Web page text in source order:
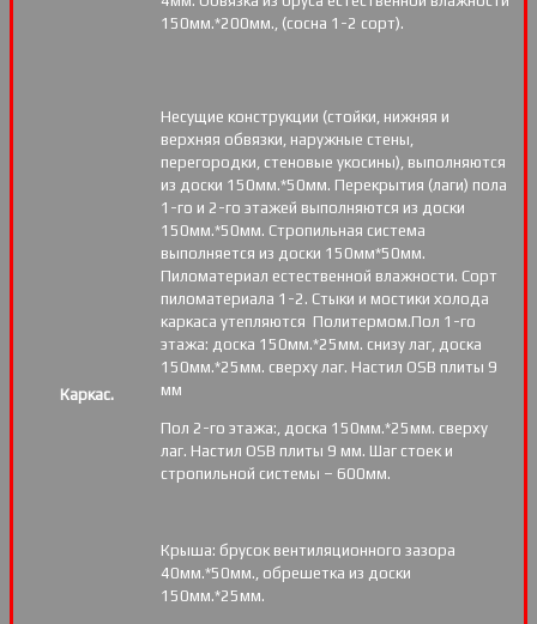
150мм.*200мм., (сосна 1-2 сорт).
Каркас.
Несущие конструкции (стойки, нижняя и
верхняя обвязки, наружные стены,
перегородки, стеновые укосины), выполняются
из доски 150мм.*50мм. Перекрытия (лаги) пола
1-го и 2-го этажей выполняются из доски
150мм.*50мм. Стропильная система
выполняется из доски 150мм*50мм.
Пиломатериал естественной влажности. Сорт
пиломатериала 1-2. Стыки и мостики холода
каркаса утепляются Политермом.Пол 1-го
этажа: доска 150мм.*25мм. снизу лаг, доска
150мм.*25мм. сверху лаг. Настил OSB плиты 9
мм
Пол 2-го этажа:, доска 150мм.*25мм. сверху
лаг. Настил OSB плиты 9 мм. Шаг стоек и
стропильной системы – 600мм.
Крыша: брусок вентиляционного зазора
40мм.*50мм., обрешетка из доски
150мм.*25мм.